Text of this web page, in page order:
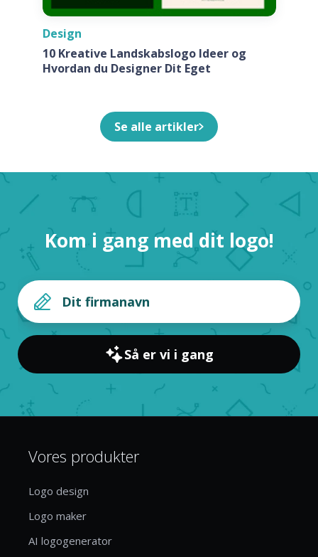
Design
10 Kreative Landskabslogo Ideer og
Hvordan du Designer Dit Eget
Se alle artikler
Kom i gang med dit logo!
Så er vi i gang
Vores produkter
Logo design
Logo maker
AI logogenerator